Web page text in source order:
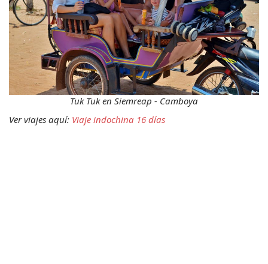
Tuk Tuk en Siemreap - Camboya
Ver viajes aquí: Viaje indochina 16 días